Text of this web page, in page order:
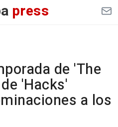
press
de 'The
'Hacks'
a los